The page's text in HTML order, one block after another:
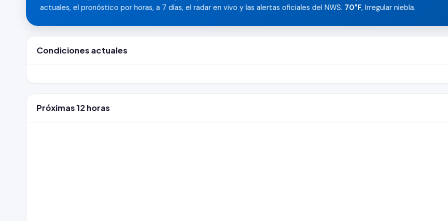
actuales, el pronóstico por horas, a 7 días, el radar en vivo y las alertas oficiales del NWS. 70°F, Irregular niebla.
Condiciones actuales
Próximas 12 horas